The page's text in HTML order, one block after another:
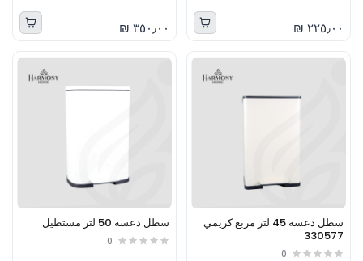
٢٢٥٫٠٠ ₪ ٣٥٠٫٠٠ ₪
سطل دعسة 45 لتر مربع كريمي
330577
0
سطل دعسة 50 لتر مستطيل
0